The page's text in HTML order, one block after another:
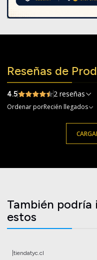
Reseñas de
4.5 2 reseñas
Ordenar porRecién llegados
También
estos
tiendatyc.cl